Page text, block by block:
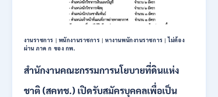
พนักงาน
หลาย
อัตรา
ป.ตรี
/
เดือน
งานราชการ | พนักงานราชการ |หางานพนักงานราชการ |ไม่ต้อง
ผ่าน ภาค ก ของ กพ.
สำนักงานคณะกรรมการนโยบายที่ดินแห่ง
ชาติ (สคทช.) เปิดรับสมัครบุคคลเพื่อเป็น